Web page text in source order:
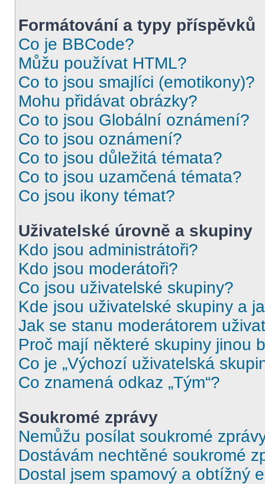
Formátování a typy příspěvků
Co je BBCode?
Můžu používat HTML?
Co to jsou smajlíci (emotikony)?
Mohu přidávat obrázky?
Co to jsou Globální oznámení?
Co to jsou oznámení?
Co to jsou důležitá témata?
Co to jsou uzamčená témata?
Co jsou ikony témat?
Uživatelské úrovně a skupiny
Kdo jsou administrátoři?
Kdo jsou moderátoři?
Co jsou uživatelské skupiny?
Kde jsou uživatelské skupiny a
Jak se stanu moderátorem
Proč mají některé skupiny jinou
Co je „Výchozí uživatelská
Co znamená odkaz „Tým“?
Soukromé zprávy
Nemůžu posílat soukromé
Dostávám nechtěné soukromé
Dostal jsem spamový a obtížný